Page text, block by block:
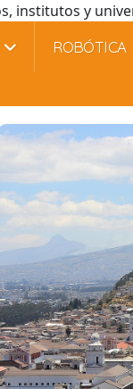
institutos y
ROBÓTICA